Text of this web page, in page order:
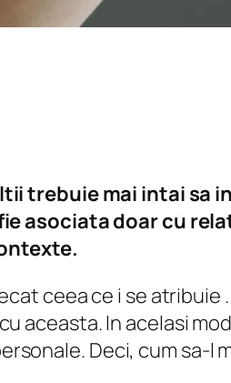
trebuie mai intai sa
asociata doar cu
ceea ce i se
aceasta. In acelasi
Deci, cum sa-l